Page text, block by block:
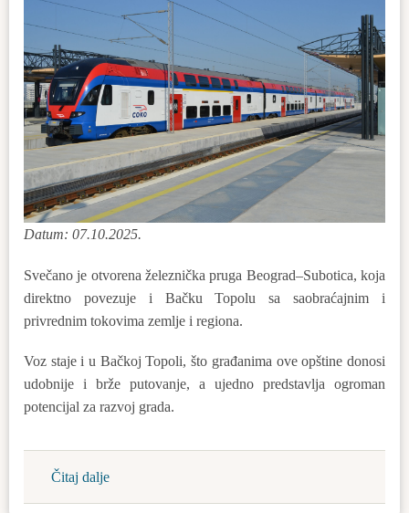
Datum: 07.10.2025.
Svečano je otvorena železnička pruga Beograd–Subotica, koja
direktno povezuje i Bačku Topolu sa saobraćajnim i
privrednim tokovima zemlje i regiona.
Voz staje i u Bačkoj Topoli, što građanima ove opštine donosi
udobnije i brže putovanje, a ujedno predstavlja ogroman
potencijal za razvoj grada.
Čitaj dalje
Istorijski